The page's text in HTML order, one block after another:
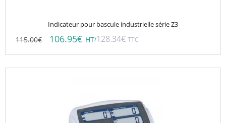
Indicateur pour bascule industrielle série Z3
115.00€ 106.95€ HT/128.34€ TTC